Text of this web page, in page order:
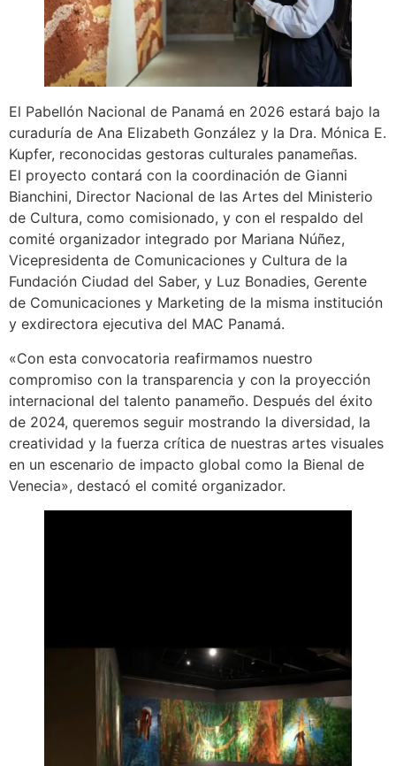
El Pabellón Nacional de Panamá en 2026 estará bajo la
curaduría de Ana Elizabeth González y la Dra. Mónica E.
Kupfer, reconocidas gestoras culturales panameñas.
El proyecto contará con la coordinación de Gianni
Bianchini, Director Nacional de las Artes del Ministerio
de Cultura, como comisionado, y con el respaldo del
comité organizador integrado por Mariana Núñez,
Vicepresidenta de Comunicaciones y Cultura de la
Fundación Ciudad del Saber, y Luz Bonadies, Gerente
de Comunicaciones y Marketing de la misma institución
y exdirectora ejecutiva del MAC Panamá.
«Con esta convocatoria reafirmamos nuestro
compromiso con la transparencia y con la proyección
internacional del talento panameño. Después del éxito
de 2024, queremos seguir mostrando la diversidad, la
creatividad y la fuerza crítica de nuestras artes visuales
en un escenario de impacto global como la Bienal de
Venecia», destacó el comité organizador.